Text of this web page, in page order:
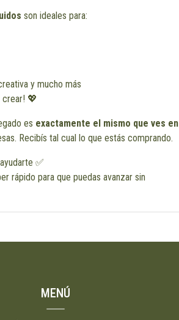
son ideales para:
y mucho más
crear! 💖
es exactamente el mismo que ves en
Recibís tal cual lo que estás comprando.
✅
rápido para que puedas avanzar sin
MENÚ